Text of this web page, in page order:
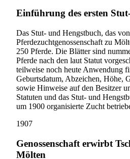
Einführung des ersten
Das Stut- und Hengstbuch, das
Pferdezuchtgenossenschaft zu
250 Pferde. Die Blätter sind
Pferde nach den laut Statut
teilweise noch heute Anwendung
Geburtsdatum, Abzeichen, Höhe,
sowie Hinweise auf den Besitzer
Statuten und das Stut- und
um 1900 organisierte Zucht
1907
Genossenschaft erwirbt
Mölten